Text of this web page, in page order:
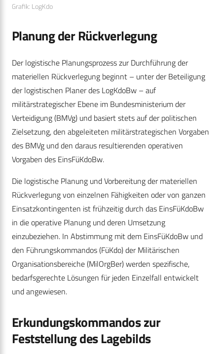
Grafik: LogKdo
Planung der Rückverlegung
Der logistische Planungsprozess zur Durchführung der
materiellen Rückverlegung beginnt – unter der Beteiligung
der logistischen Planer des LogKdoBw – auf
militärstrategischer Ebene im Bundesministerium der
Verteidigung (BMVg) und basiert stets auf der politischen
Zielsetzung, den abgeleiteten militärstrategischen Vorgaben
des BMVg und den daraus resultierenden operativen
Vorgaben des EinsFüKdoBw.
Die logistische Planung und Vorbereitung der materiellen
Rückverlegung von einzelnen Fähigkeiten oder von ganzen
Einsatzkontingenten ist frühzeitig durch das EinsFüKdoBw
in die operative Planung und deren Umsetzung
einzubeziehen. In Abstimmung mit dem EinsFüKdoBw und
den Führungskommandos (FüKdo) der Militärischen
Organisationsbereiche (MilOrgBer) werden spezifische,
bedarfsgerechte Lösungen für jeden Einzelfall entwickelt
und angewiesen.
Erkundungskommandos zur
Feststellung des Lagebilds